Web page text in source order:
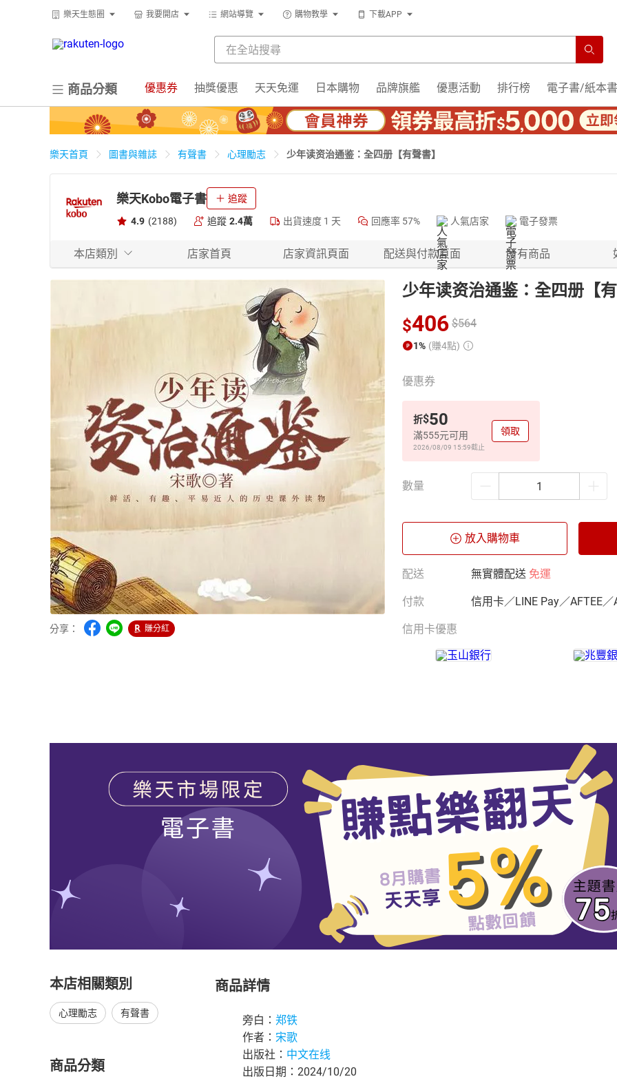
樂天生態圈 我要開店 網站導覽 購物教學 下載APP
商品分類 優惠券 抽獎優惠 天天免運 日本購物 品牌旗艦 優惠活動 排行榜 電子書/紙本書
樂天首頁 圖書與雜誌 有聲書 心理勵志 少年读资治通鉴：全四册【有聲書】
樂天Kobo電子書 追蹤
4.9 (2188) 追蹤 2.4萬 出貨速度 1 天 回應率 57% 人氣店家 電子發票
本店類別 店家首頁 店家資訊頁面 配送與付款頁面 所有商品
分享： 賺分紅
少年读资治通鉴：全四册【
$406 $564
1% (賺4點)
優惠券
折$50
滿555元可用
2026/08/09 15:59截止
領取
數量
放入購物車
配送 無實體配送 免運
付款 信用卡／LINE Pay／AFTEE／
信用卡優惠
本店相關類別
心理勵志 有聲書
商品分類
商品詳情
旁白： 郑铁
作者： 宋歌
出版社： 中文在线
出版日期：2024/10/20